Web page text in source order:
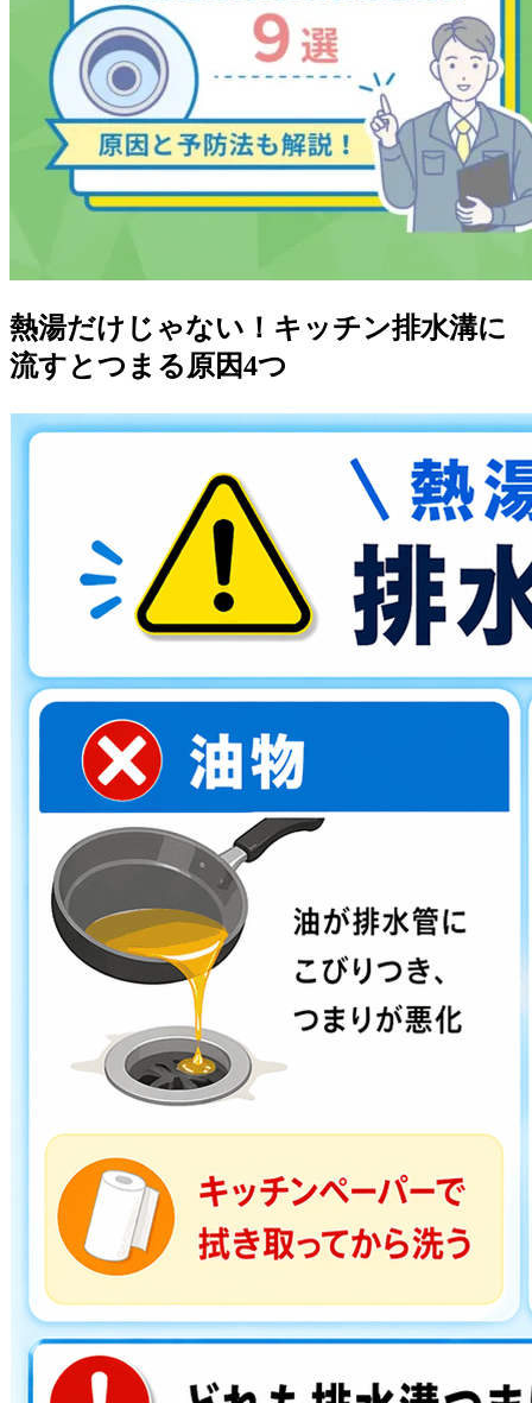
熱湯だけじゃない！キッチン排水溝に
流すとつまる原因4つ